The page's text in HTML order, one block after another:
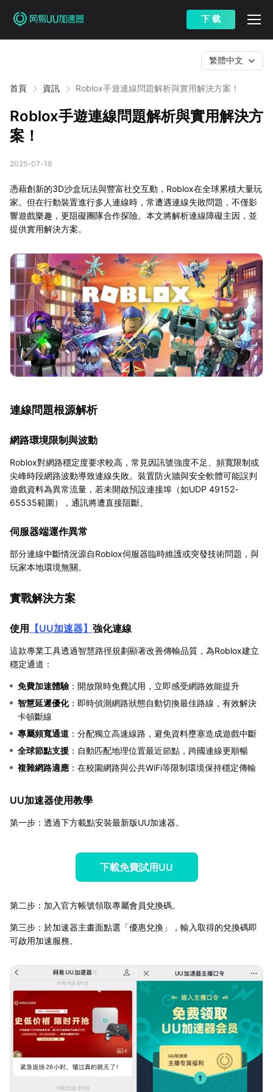
下 载
首頁 資訊 Roblox手遊連線問題解析與實用解決方案！
繁體中文
Roblox手遊連線問題解析與實用解決方
案！
2025-07-18
憑藉創新的3D沙盒玩法與豐富社交互動，Roblox在全球累積大量玩
家。但在行動裝置進行多人連線時，常遭遇連線失敗問題，不僅影
響遊戲樂趣，更阻礙團隊合作探險。本文將解析連線障礙主因，並
提供實用解決方案。
連線問題根源解析
網路環境限制與波動
Roblox對網路穩定度要求較高，常見因訊號強度不足、頻寬限制或
尖峰時段網路波動導致連線失敗。裝置防火牆與安全軟體可能誤判
遊戲資料為異常流量，若未開啟預設連接埠（如UDP 49152-
65535範圍），通訊將遭直接阻斷。
伺服器端運作異常
部分連線中斷情況源自Roblox伺服器臨時維護或突發技術問題，與
玩家本地環境無關。
實戰解決方案
使用 【UU加速器】 強化連線
這款專業工具透過智慧路徑規劃顯著改善傳輸品質，為Roblox建立
穩定通道：
免費加速體驗 ：開放限時免費試用，立即感受網路效能提升
智慧延遲優化：即時偵測網路狀態自動切換最佳路線，有效解決
卡頓斷線
專屬頻寬通道 ：分配獨立高速線路，避免資料壅塞造成遊戲中斷
全球節點支援 ：自動匹配地理位置最近節點，跨國連線更順暢
複雜網路適應 ：在校園網路與公共WiFi等限制環境保持穩定傳輸
UU加速器使用教學
第一步：透過下方載點安裝最新版UU加速器。
下載免費試用UU
第二步：加入官方帳號領取專屬會員兌換碼。
第三步：於加速器主畫面點選「優惠兌換」，輸入取得的兌換碼即
可啟用加速服務。